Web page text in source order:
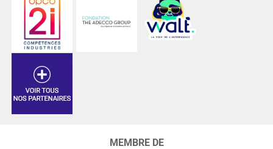
MEMBRE DE